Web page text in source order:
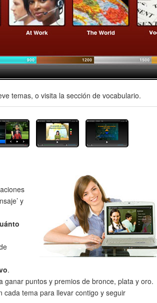
temas, o visita la sección de vocabulario.
y
.
ganar puntos y premios de bronce, plata y oro.
cada tema para llevar contigo y seguir